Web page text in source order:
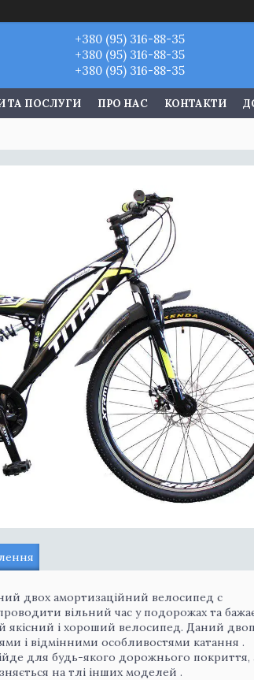
+380 (95) 316-88-35
+380 (95) 316-88-35
+380 (95) 316-88-35
ТА ПОСЛУГИ ПРО НАС КОНТАКТИ
двох амортизаційний велосипед c
вільний час у подорожах та
якісний і хороший велосипед. Даний
і відмінними особливостями катання .
для будь-якого дорожнього покриття,
на тлі інших моделей .